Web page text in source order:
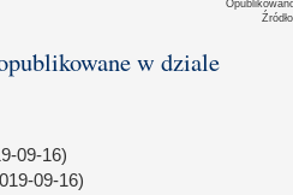
w dziale
09-16)
09-16)